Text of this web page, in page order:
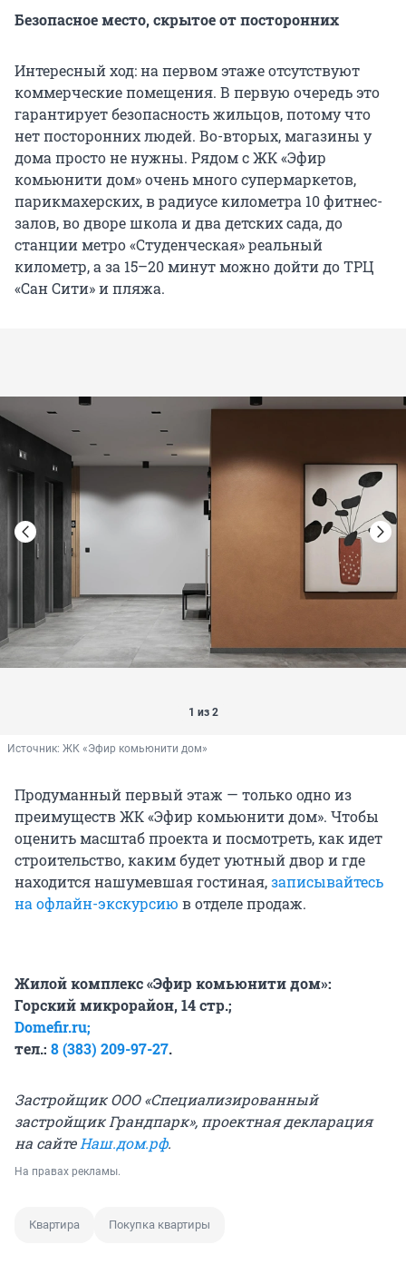
Безопасное место, скрытое от посторонних
Интересный ход: на первом этаже отсутствуют
коммерческие помещения. В первую очередь это
гарантирует безопасность жильцов, потому что
нет посторонних людей. Во-вторых, магазины у
дома просто не нужны. Рядом с ЖК «Эфир
комьюнити дом» очень много супермаркетов,
парикмахерских, в радиусе километра 10 фитнес-
залов, во дворе школа и два детских сада, до
станции метро «Студенческая» реальный
километр, а за 15–20 минут можно дойти до ТРЦ
«Сан Сити» и пляжа.
1 из 2
Источник: ЖК «Эфир комьюнити дом»
Продуманный первый этаж — только одно из
преимуществ ЖК «Эфир комьюнити дом». Чтобы
оценить масштаб проекта и посмотреть, как идет
строительство, каким будет уютный двор и где
находится нашумевшая гостиная,записывайтесь
на офлайн-экскурсию в отделе продаж.
Жилой комплекс «Эфир комьюнити дом»:
Горский микрорайон, 14 стр.;
Domefir.ru;
тел.: 8 (383) 209-97-27.
Застройщик ООО «Специализированный
застройщик Грандпарк», проектная декларация
на сайтеНаш.дом.рф.
На правах рекламы.
Квартира Покупка квартиры